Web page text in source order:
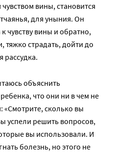
вины, становится
для уныния. Он
чувству вины и обратно,
тяжко страдать, дойти до
рассудка.
объяснить
что они ни в чем не
сколько вы
успели решить вопросов,
вы использовали. И
болезнь, но этого не